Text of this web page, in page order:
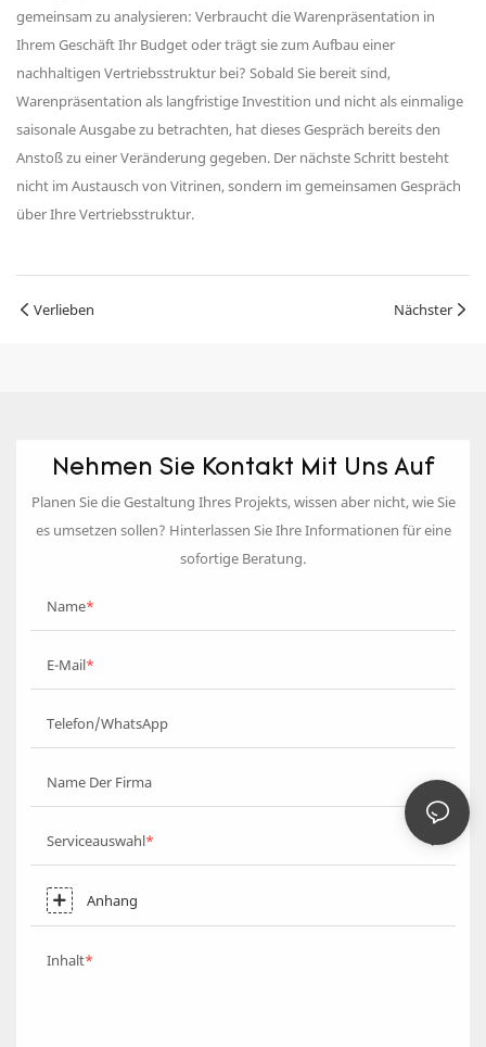
gemeinsam zu analysieren: Verbraucht die Warenpräsentation in
Ihrem Geschäft Ihr Budget oder trägt sie zum Aufbau einer
nachhaltigen Vertriebsstruktur bei? Sobald Sie bereit sind,
Warenpräsentation als langfristige Investition und nicht als einmalige
saisonale Ausgabe zu betrachten, hat dieses Gespräch bereits den
Anstoß zu einer Veränderung gegeben. Der nächste Schritt besteht
nicht im Austausch von Vitrinen, sondern im gemeinsamen Gespräch
über Ihre Vertriebsstruktur.
Verlieben Nächster
Nehmen Sie Kontakt Mit Uns Auf
Planen Sie die Gestaltung Ihres Projekts, wissen aber nicht, wie Sie
es umsetzen sollen? Hinterlassen Sie Ihre Informationen für eine
sofortige Beratung.
Name
E-Mail
Telefon/WhatsApp
Name Der Firma
Serviceauswahl
Anhang
Inhalt